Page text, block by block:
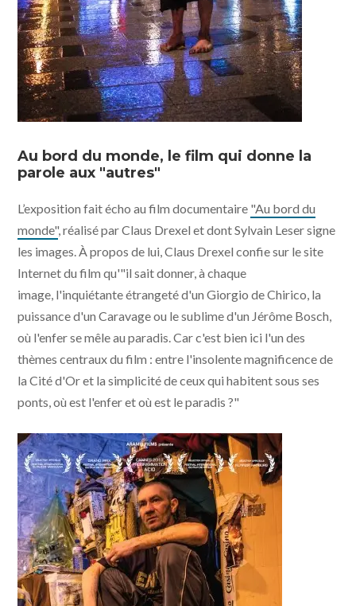
Au bord du monde, le film qui donne la
parole aux "autres"
L’exposition fait écho au film documentaire "Au bord du
monde", réalisé par Claus Drexel et dont Sylvain Leser signe
les images. À propos de lui, Claus Drexel confie sur le site
Internet du film qu'"il sait donner, à chaque
image, l'inquiétante étrangeté d'un Giorgio de Chirico, la
puissance d'un Caravage ou le sublime d'un Jérôme Bosch,
où l'enfer se mêle au paradis. Car c'est bien ici l'un des
thèmes centraux du film : entre l'insolente magnificence de
la Cité d'Or et la simplicité de ceux qui habitent sous ses
ponts, où est l'enfer et où est le paradis ?"